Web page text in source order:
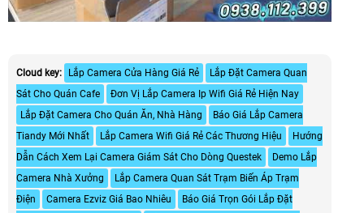
Cloud key: Lắp Camera Cửa Hàng Giá Rẻ
Lắp Đặt Camera Quan
Sát Cho Quán Cafe
Đơn Vị Lắp Camera Ip Wifi Giá Rẻ Hiện Nay
Lắp Đặt Camera Cho Quán Ăn, Nhà Hàng
Báo Giá Lắp Camera
Tiandy Mới Nhất
Lắp Camera Wifi Giá Rẻ Các Thương Hiệu
Hướng
Dẫn Cách Xem Lại Camera Giám Sát Cho Dòng Questek
Demo Lắp
Camera Nhà Xưởng
Lắp Camera Quan Sát Trạm Biến Áp Trạm
Điện
Camera Ezviz Giá Bao Nhiêu
Báo Giá Trọn Gói Lắp Đặt